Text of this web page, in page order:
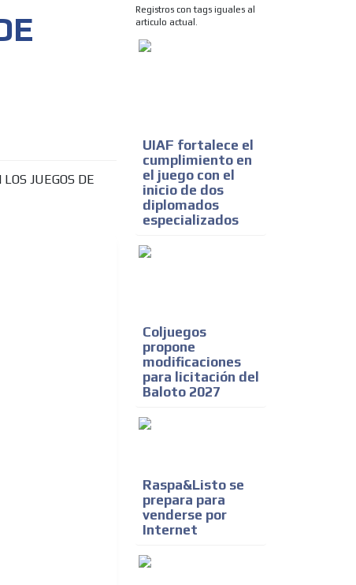
Registros con tags iguales al
articulo actual.
UIAF fortalece el
cumplimiento en
el juego con el
inicio de dos
diplomados
especializados
Coljuegos
propone
modificaciones
para licitación del
Baloto 2027
Raspa&Listo se
prepara para
venderse por
Internet